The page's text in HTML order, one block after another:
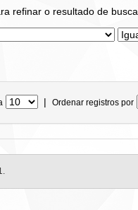
refinar o resultado de busca.
| Ordenar registros por